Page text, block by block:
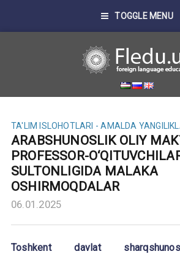
TOGGLE MENU
TA'LIM ISLOHOTLARI - AMALDA
ARABSHUNOSLIK OLIY
PROFESSOR-
SULTONLIGIDA MALAKA
OSHIRMOQDALAR
06.01.2025
Toshkent davlat